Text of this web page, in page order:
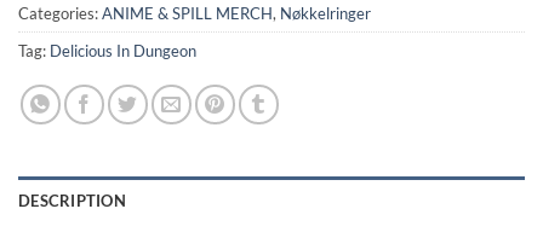
Categories:ANIME & SPILL MERCH, Nøkkelringer
Tag: Delicious In Dungeon
DESCRIPTION